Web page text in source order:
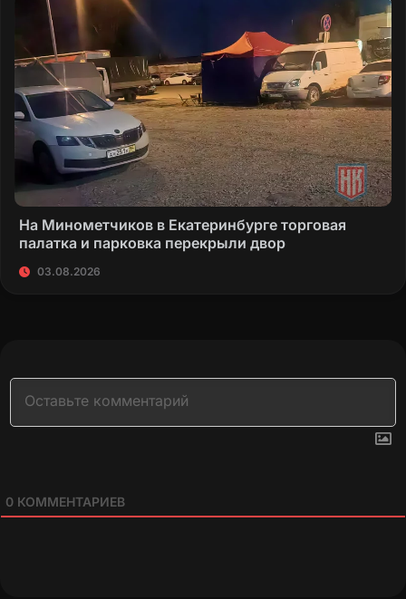
На Минометчиков в Екатеринбурге торговая
палатка и парковка перекрыли двор
03.08.2026
0 КОММЕНТАРИЕВ